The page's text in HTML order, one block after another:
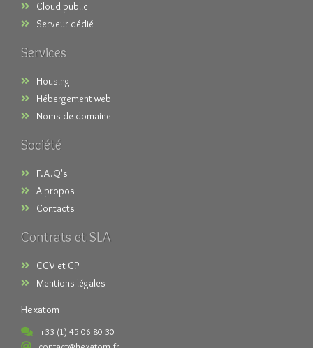
Cloud public
Serveur dédié
Services
Housing
Hébergement web
Noms de domaine
Société
F.A.Q's
A propos
Contacts
Contrats et SLA
CGV et CP
Mentions légales
Hexatom
+33 (1) 45 06 80 30
contact@hexatom.fr